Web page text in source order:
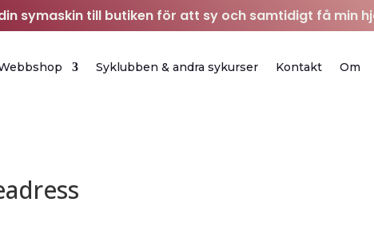
symaskin till butiken för att sy och samtidigt få min
Syklubben & andra sykurser Kontakt Om